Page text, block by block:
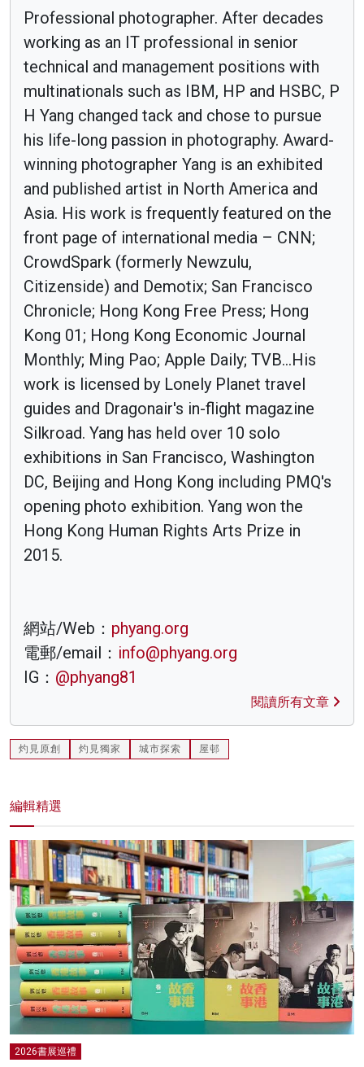
Professional photographer. After decades
working as an IT professional in senior
technical and management positions with
multinationals such as IBM, HP and HSBC, P
H Yang changed tack and chose to pursue
his life-long passion in photography. Award-
winning photographer Yang is an exhibited
and published artist in North America and
Asia. His work is frequently featured on the
front page of international media – CNN;
CrowdSpark (formerly Newzulu,
Citizenside) and Demotix; San Francisco
Chronicle; Hong Kong Free Press; Hong
Kong 01; Hong Kong Economic Journal
Monthly; Ming Pao; Apple Daily; TVB...His
work is licensed by Lonely Planet travel
guides and Dragonair's in-flight magazine
Silkroad. Yang has held over 10 solo
exhibitions in San Francisco, Washington
DC, Beijing and Hong Kong including PMQ's
opening photo exhibition. Yang won the
Hong Kong Human Rights Arts Prize in
2015.
網站/Web： phyang.org
電郵/email： info@phyang.org
IG： @phyang81
閱讀所有文章
灼見原創 灼見獨家 城市探索 屋邨
編輯精選
2026書展巡禮